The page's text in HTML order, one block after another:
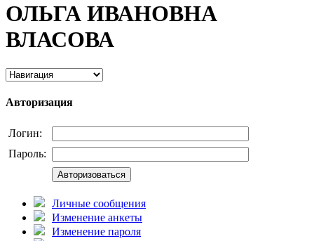
ОЛЬГА ИВАНОВНА
ВЛАСОВА
Авторизация
Логин:
Пароль:
Авторизоваться
Личные сообщения
Изменение анкеты
Изменение пароля